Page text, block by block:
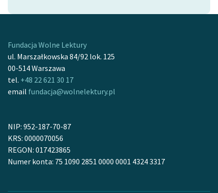
Logotypy
Materiały promocyjne
Polityka prywatności
Dane fundacji i
sprawozdania finansowe
Regulamin darowizn
wrażliwych
Fundacja Wolne Lektury
ul. Marszałkowska 84/92 lok. 125
00-514 Warszawa
tel. +48 22 621 30 17
email fundacja@wolnelektury.pl
NIP: 952-187-70-87
KRS: 0000070056
REGON: 017423865
Numer konta: 75 1090 2851 0000 0001 4324 3317